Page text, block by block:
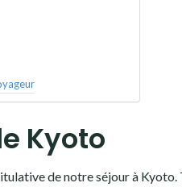
Kyoto
de notre séjour à